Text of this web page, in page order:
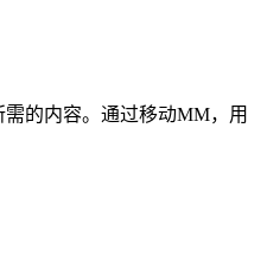
的内容。通过移动MM，用